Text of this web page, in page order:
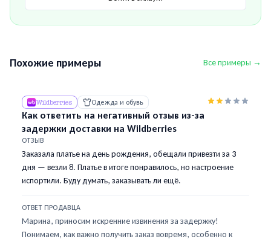
Похожие примеры Все примеры →
Wildberries Одежда и обувь
Как ответить на негативный отзыв из-за
задержки доставки на Wildberries
ОТЗЫВ
Заказала платье на день рождения, обещали привезти за 3
дня — везли 8. Платье в итоге понравилось, но настроение
испортили. Буду думать, заказывать ли ещё.
ОТВЕТ ПРОДАВЦА
Марина, приносим искренние извинения за задержку!
Понимаем, как важно получить заказ вовремя, особенно к